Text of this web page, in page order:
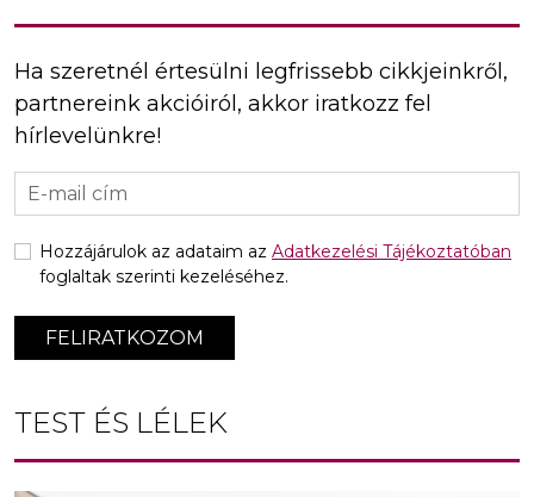
Ha szeretnél értesülni legfrissebb cikkjeinkről,
partnereink akcióiról, akkor iratkozz fel
hírlevelünkre!
FELIRATKOZOM
Hozzájárulok az adataim az Adatkezelési Tájékoztatóban
foglaltak szerinti kezeléséhez.
TEST ÉS LÉLEK